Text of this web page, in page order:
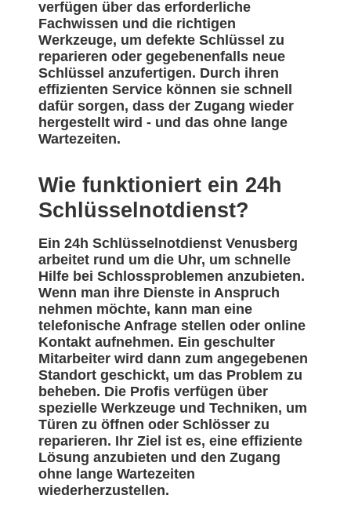
verfügen über das erforderliche
Fachwissen und die richtigen
Werkzeuge, um defekte Schlüssel zu
reparieren oder gegebenenfalls neue
Schlüssel anzufertigen. Durch ihren
effizienten Service können sie schnell
dafür sorgen, dass der Zugang wieder
hergestellt wird - und das ohne lange
Wartezeiten.
Wie funktioniert ein 24h
Schlüsselnotdienst?
Ein 24h Schlüsselnotdienst Venusberg
arbeitet rund um die Uhr, um schnelle
Hilfe bei Schlossproblemen anzubieten.
Wenn man ihre Dienste in Anspruch
nehmen möchte, kann man eine
telefonische Anfrage stellen oder online
Kontakt aufnehmen. Ein geschulter
Mitarbeiter wird dann zum angegebenen
Standort geschickt, um das Problem zu
beheben. Die Profis verfügen über
spezielle Werkzeuge und Techniken, um
Türen zu öffnen oder Schlösser zu
reparieren. Ihr Ziel ist es, eine effiziente
Lösung anzubieten und den Zugang
ohne lange Wartezeiten
wiederherzustellen.